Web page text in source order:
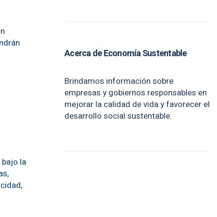
la
Acerca de Economía Sustentable
Brindamos información sobre
empresas y gobiernos responsables en
mejorar la calidad de vida y favorecer el
desarrollo social sustentable.